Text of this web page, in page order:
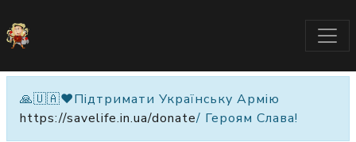
🙏🇺🇦❤️Підтримати Українську Армію
https://savelife.in.ua/donate/ Героям Слава!